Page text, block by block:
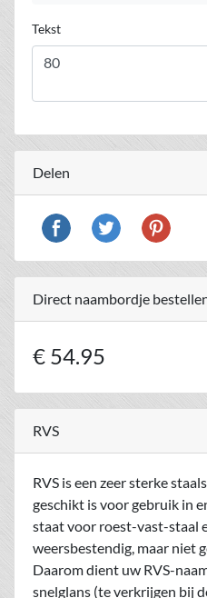
Tekst
Delen
Direct naambordje
€ 54.95
RVS
RVS is een zeer sterke
geschikt is voor gebruik in
staat voor roest-vast-staal
weersbestendig, maar niet
Daarom dient uw RVS-
snelglans (te verkrijgen bij